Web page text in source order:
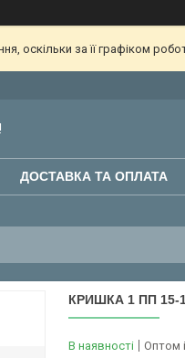
за її графіком
ДОСТАВКА ТА ОПЛАТА
КРИШКА 1 ПП 15-
В наявності Оптом